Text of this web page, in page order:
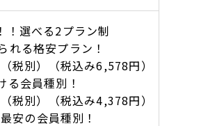
選べる2プラン制
る格安プラン！
別）（税込み6,578円）
会員種別！
）（税込み4,378円）
安の会員種別！